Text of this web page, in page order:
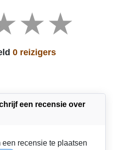
0 reizigers
een recensie over
recensie te plaatsen